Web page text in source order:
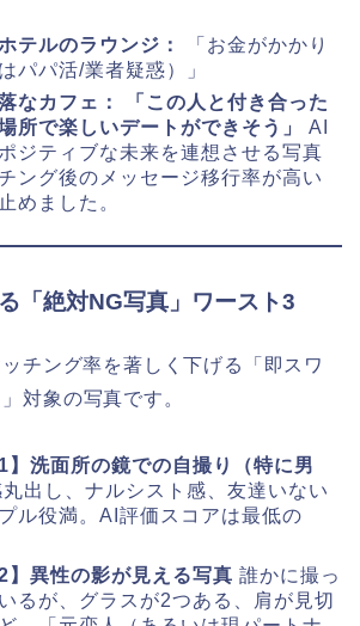
テルのラウンジ：
「お金がかかり
パパ活/業者疑惑）」
なカフェ：
「この人と付き合った
所で楽しいデートができそう」
AI
ジティブな未来を連想させる写真
ング後のメッセージ移行率が高い
めました。
「絶対NG写真」ワースト3
チング率を著しく下げる「即スワ
対象の写真です。
】洗面所の鏡での自撮り（特に男
出し、ナルシスト感、友達いない
ル役満。AI評価スコアは最低の
】異性の影が見える写真 誰かに撮っ
るが、グラスが2つある、肩が見切